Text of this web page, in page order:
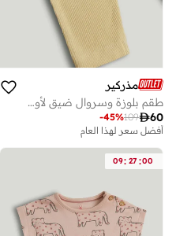
مذركير
طقم بلوزة وسروال ضيق لأول أشعة شمس
60
109
-45%
أفضل سعر لهذا العام
09: 27 :00